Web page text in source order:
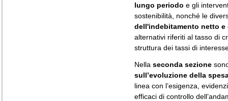
lungo periodo e gli
sostenibilità, nonché le
dell'indebitamento netto e
alternativi riferiti al tasso di
struttura dei tassi di
Nella seconda sezione
sull’evoluzione della
linea con l’esigenza,
efficaci di controllo